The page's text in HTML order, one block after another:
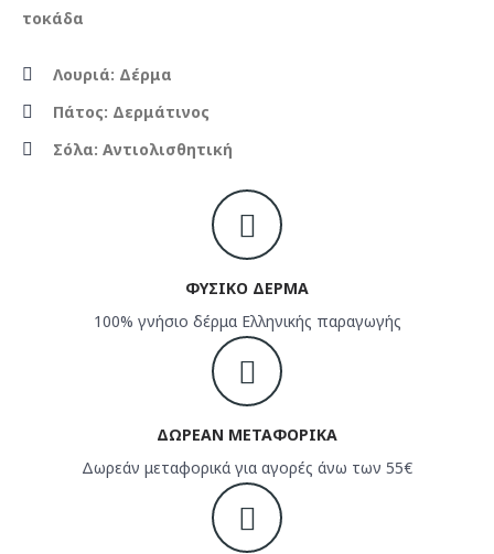
τοκάδα
Λουριά: Δέρμα
Πάτος: Δερμάτινος
Σόλα: Αντιολισθητική
ΦΥΣΙΚΟ ΔΕΡΜΑ
100% γνήσιο δέρμα Ελληνικής παραγωγής
ΔΩΡΕΑΝ ΜΕΤΑΦΟΡΙΚΑ
Δωρεάν μεταφορικά για αγορές άνω των 55€